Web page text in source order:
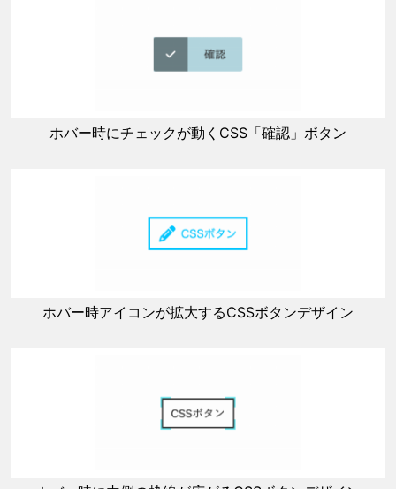
ホバー時にチェックが動くCSS「確認」ボタン
ホバー時アイコンが拡大するCSSボタンデザイン